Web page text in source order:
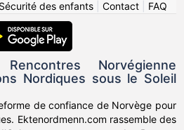
Sécurité des enfants| Contact| FAQ
Norvégienne
Nordiques sous le Soleil
de confiance de Norvège pour
Ektenordmenn.com rassemble des